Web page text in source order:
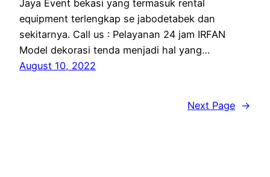
Jaya Event bekasi yang termasuk rental
equipment terlengkap se jabodetabek dan
sekitarnya. Call us : Pelayanan 24 jam IRFAN
Model dekorasi tenda menjadi hal yang…
August 10, 2022
Next Page →